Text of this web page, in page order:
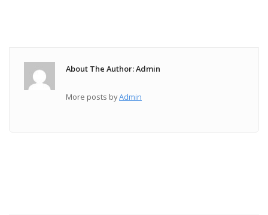
About The Author: Admin
More posts byAdmin